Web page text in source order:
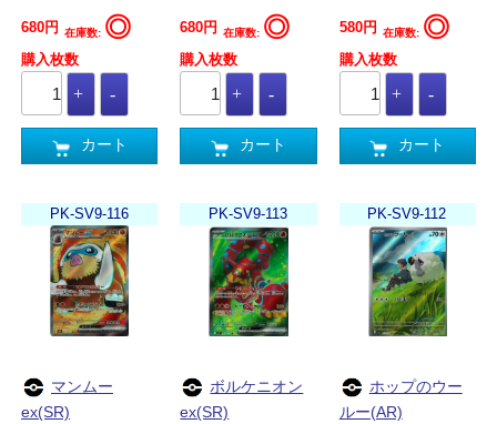
680円 在庫数: ◎
購入枚数
カート
680円 在庫数: ◎
購入枚数
カート
580円 在庫数: ◎
購入枚数
カート
PK-SV9-116
マンムー
ex(SR)
PK-SV9-113
ボルケニオン
ex(SR)
PK-SV9-112
ホップのウー
ルー(AR)